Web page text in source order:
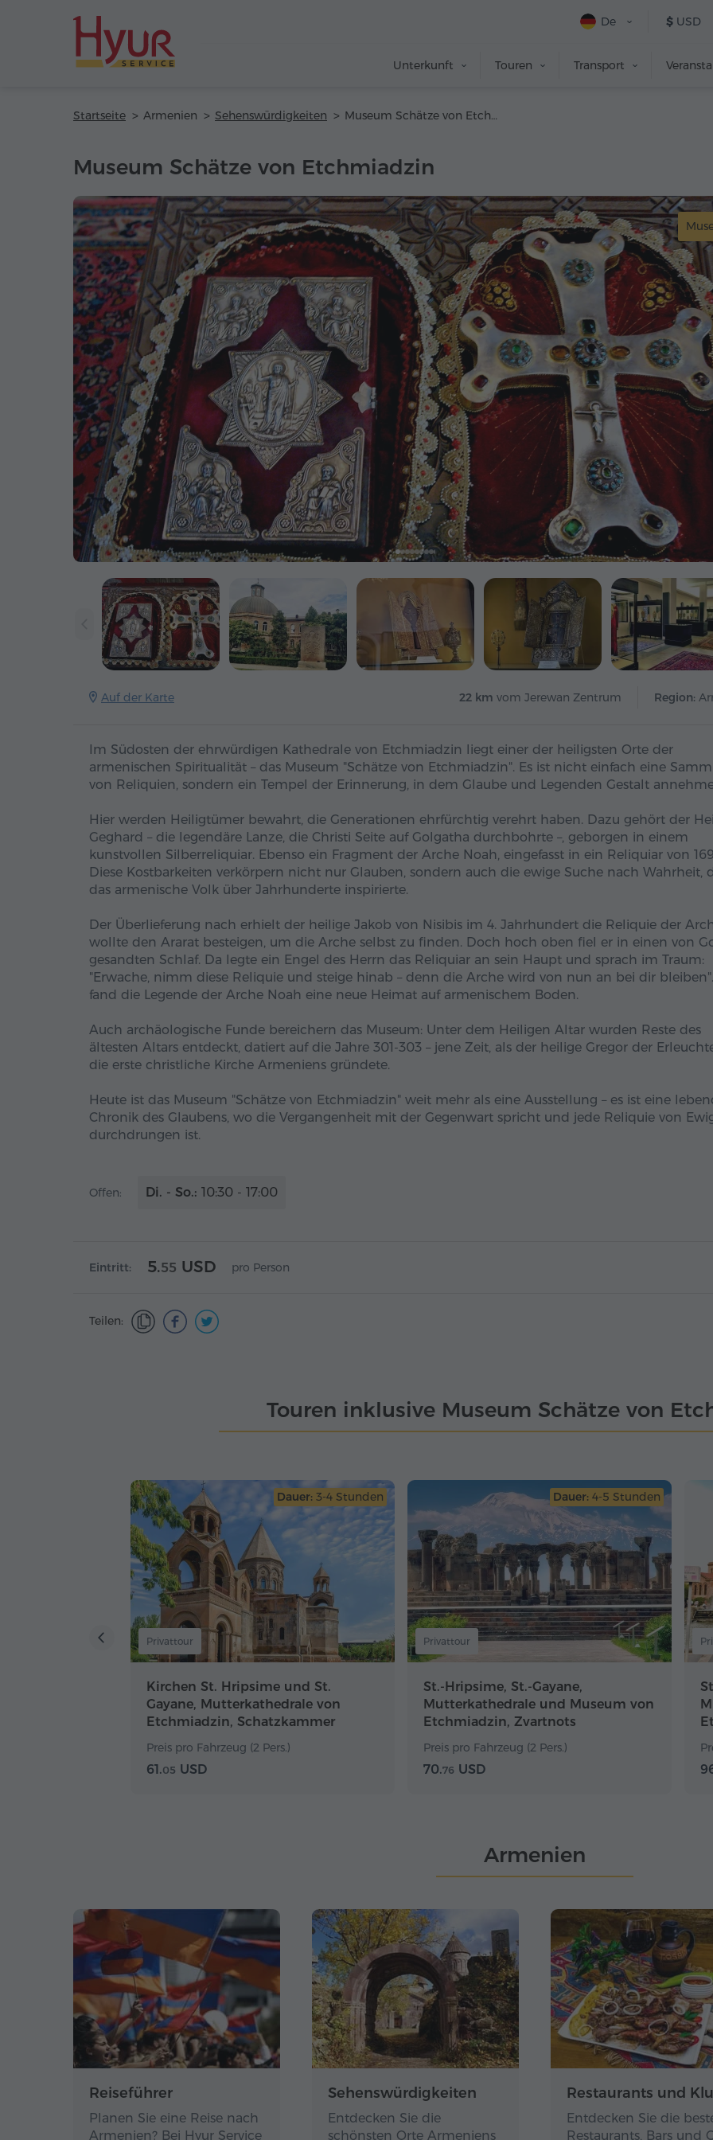
$ USD
De
Unterkunft Touren Transport
Startseite Armenien Sehenswürdigkeiten Museum Schätze von Etchmiadzin
Museum Schätze von Etchmiadzin
Auf der Karte 22 km vom Jerewan Zentrum Region:
Im Südosten der ehrwürdigen Kathedrale von Etchmiadzin liegt einer der heiligsten Orte der
armenischen Spiritualität – das Museum "Schätze von Etchmiadzin". Es ist nicht einfach eine
von Reliquien, sondern ein Tempel der Erinnerung, in dem Glaube und Legenden Gestalt
Hier werden Heiligtümer bewahrt, die Generationen ehrfürchtig verehrt haben. Dazu gehört der
Geghard – die legendäre Lanze, die Christi Seite auf Golgatha durchbohrte –, geborgen in einem
kunstvollen Silberreliquiar. Ebenso ein Fragment der Arche Noah, eingefasst in ein Reliquiar von
Diese Kostbarkeiten verkörpern nicht nur Glauben, sondern auch die ewige Suche nach Wahrheit,
das armenische Volk über Jahrhunderte inspirierte.
Der Überlieferung nach erhielt der heilige Jakob von Nisibis im 4. Jahrhundert die Reliquie der
wollte den Ararat besteigen, um die Arche selbst zu finden. Doch hoch oben fiel er in einen von
gesandten Schlaf. Da legte ein Engel des Herrn das Reliquiar an sein Haupt und sprach im Traum:
"Erwache, nimm diese Reliquie und steige hinab – denn die Arche wird von nun an bei dir
fand die Legende der Arche Noah eine neue Heimat auf armenischem Boden.
Auch archäologische Funde bereichern das Museum: Unter dem Heiligen Altar wurden Reste des
ältesten Altars entdeckt, datiert auf die Jahre 301-303 – jene Zeit, als der heilige Gregor der
die erste christliche Kirche Armeniens gründete.
Heute ist das Museum "Schätze von Etchmiadzin" weit mehr als eine Ausstellung – es ist eine
Chronik des Glaubens, wo die Vergangenheit mit der Gegenwart spricht und jede Reliquie von
durchdrungen ist.
Offen: Di. - So.: 10:30 - 17:00
Eintritt: 5.55 USD pro Person
Teilen:
Touren inklusive Museum Schätze von
Dauer: 3-4 Stunden
Privattour
Kirchen St. Hripsime und St.
Gayane, Mutterkathedrale von
Etchmiadzin, Schatzkammer
Preis pro Fahrzeug (2 Pers.)
61.05 USD
Dauer: 4-5 Stunden
Privattour
St.-Hripsime, St.-Gayane,
Mutterkathedrale und Museum von
Etchmiadzin, Zvartnots
Preis pro Fahrzeug (2 Pers.)
70.76 USD
Armenien
Reiseführer
Planen Sie eine Reise nach
Armenien? Bei Hyur Service
Sehenswürdigkeiten
Entdecken Sie die
schönsten Orte Armeniens
Restaurants und
Entdecken Sie die
Restaurants, Bars und